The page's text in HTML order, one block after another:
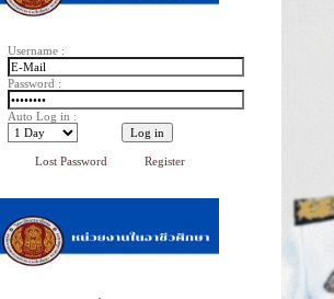
Username :
Password :
Auto Log in :
Lost Password Register